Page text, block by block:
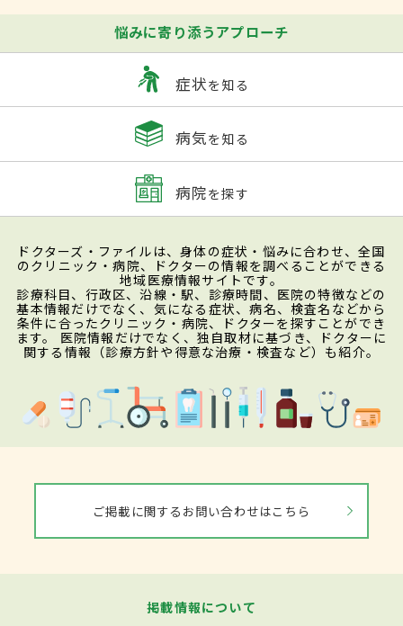
悩みに寄り添うアプローチ
症状を知る
病気を知る
病院を探す
ドクターズ・ファイルは、身体の症状・悩みに合わせ、全国
のクリニック・病院、ドクターの情報を調べることができる
地域医療情報サイトです。
診療科目、行政区、沿線・駅、診療時間、医院の特徴などの
基本情報だけでなく、気になる症状、病名、検査名などから
条件に合ったクリニック・病院、ドクターを探すことができ
ます。 医院情報だけでなく、独自取材に基づき、ドクターに
関する情報（診療方針や得意な治療・検査など）も紹介。
ご掲載に関するお問い合わせはこちら
掲載情報について